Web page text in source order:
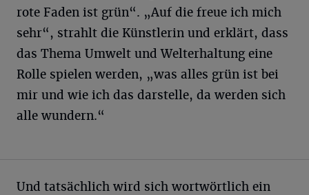
rote Faden ist grün“. „Auf die freue ich mich
sehr“, strahlt die Künstlerin und erklärt, dass
das Thema Umwelt und Welterhaltung eine
Rolle spielen werden, „was alles grün ist bei
mir und wie ich das darstelle, da werden sich
alle wundern.“
Und tatsächlich wird sich wortwörtlich ein